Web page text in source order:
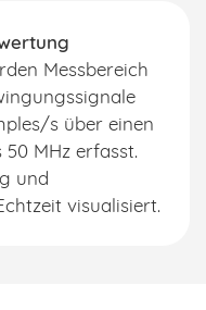
Messbereich
s über einen
MHz erfasst.
und
visualisiert.